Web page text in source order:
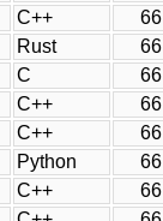
C++ 66
Rust 66
C 66
C++ 66
C++ 66
Python 66
C++ 66